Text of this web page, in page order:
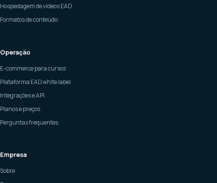
Hospedagem de vídeos EAD
Formatos de conteúdo
Operação
E-commerce para cursos
Plataforma EAD white label
Integrações e API
Planos e preços
Perguntas frequentes
Empresa
Sobre